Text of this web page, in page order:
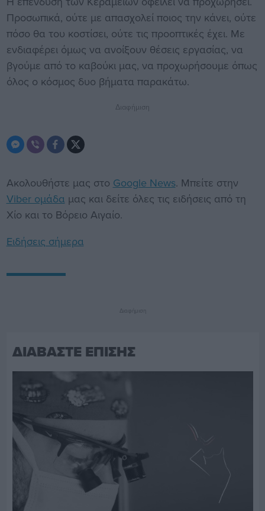
Προσωπικά, ούτε με απασχολεί ποιος την κάνει, ούτε
πόσο θα του κοστίσει, ούτε τις προοπτικές έχει. Με
ενδιαφέρει όμως να ανοίξουν θέσεις εργασίας, να
βγούμε από το καβούκι μας, να προχωρήσουμε όπως
όλος ο κόσμος δυο βήματα παρακάτω.
Διαφήμιση
Ακολουθήστε μας στο Google News. Μπείτε στην
Viber ομάδα μας και δείτε όλες τις ειδήσεις από τη
Χίο και το Βόρειο Αιγαίο.
Ειδήσεις σήμερα
Διαφήμιση
ΔΙΑΒΑΣΤΕ ΕΠΙΣΗΣ